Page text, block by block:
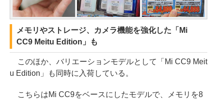
メモリやストレージ、カメラ機能を強化した「Mi
CC9 Meitu Edition」も
このほか、バリエーションモデルとして「Mi CC9 Meit
u Edition」も同時に入荷している。
こちらはMi CC9をベースにしたモデルで、メモリを8